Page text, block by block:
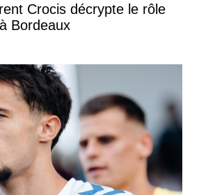
Crocis décrypte le rôle
Bordeaux